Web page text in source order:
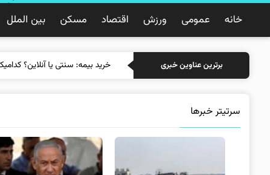
خانه عمومی ورزش اقتصاد مسکن بین الملل
برترین عناوین خبری خرید بیمه: سنتی یا آنلاین؟
سرتیتر خبرها